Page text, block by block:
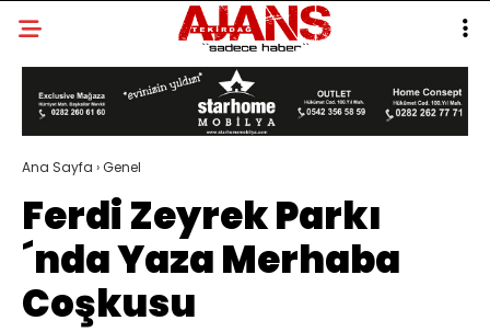
Ana Sayfa ›Genel
Ferdi Zeyrek Parkı
´nda Yaza Merhaba
Coşkusu